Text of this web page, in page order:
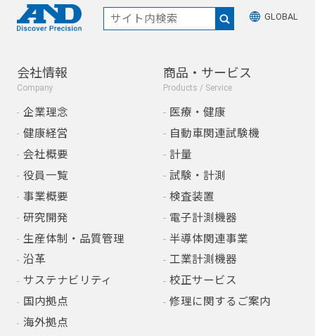
GLOBAL
会社情報
Company
企業理念
健康経営
会社概要
役員一覧
事業概要
研究開発
生産体制・品質管理
沿革
サステナビリティ
国内拠点
海外拠点
商品・サービス
Products / Service
医療・健康
自動車関連試験機
計量
試験・計測
検査装置
電子計測機器
半導体関連事業
工業計測機器
校正サービス
修理に関するご案内